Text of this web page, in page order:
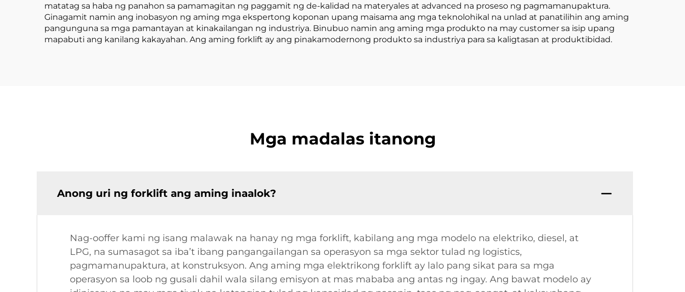
matatag sa haba ng panahon sa pamamagitan ng paggamit ng de-kalidad na materyales at advanced na proseso ng pagmamanupaktura.
Ginagamit namin ang inobasyon ng aming mga ekspertong koponan upang maisama ang mga teknolohikal na unlad at panatilihin ang aming
pangunguna sa mga pamantayan at kinakailangan ng industriya. Binubuo namin ang aming mga produkto na may customer sa isip upang
mapabuti ang kanilang kakayahan. Ang aming forklift ay ang pinakamodernong produkto sa industriya para sa kaligtasan at produktibidad.
Mga madalas itanong
Anong uri ng forklift ang aming inaalok?
Nag-ooffer kami ng isang malawak na hanay ng mga forklift, kabilang ang mga modelo na elektriko, diesel, at
LPG, na sumasagot sa iba’t ibang pangangailangan sa operasyon sa mga sektor tulad ng logistics,
pagmamanupaktura, at konstruksyon. Ang aming mga elektrikong forklift ay lalo pang sikat para sa mga
operasyon sa loob ng gusali dahil wala silang emisyon at mas mababa ang antas ng ingay. Ang bawat modelo ay